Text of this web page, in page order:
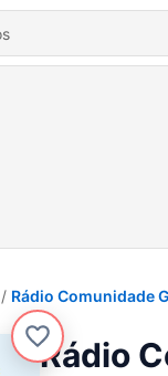
Rádio Comunidade
Rádio